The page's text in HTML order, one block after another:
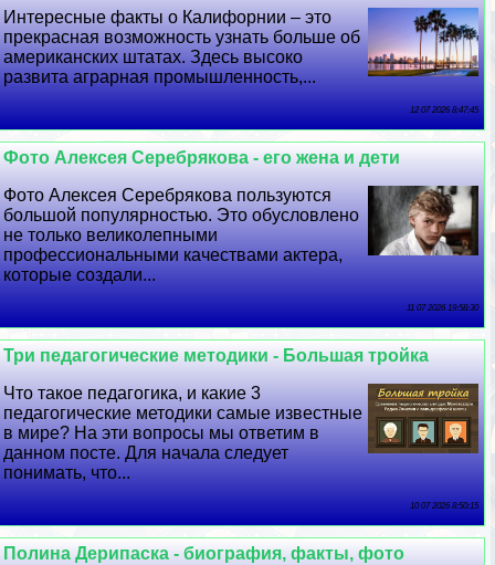
Интересные факты о Калифорнии – это
прекрасная возможность узнать больше об
американских штатах. Здесь высоко
развита аграрная промышленность,...
12 07 2026 8:47:45
Фото Алексея Серебрякова - его жена и дети
Фото Алексея Серебрякова пользуются
большой популярностью. Это обусловлено
не только великолепными
профессиональными качествами актера,
которые создали...
11 07 2026 19:58:30
Три педагогические методики - Большая тройка
Что такое педагогика, и какие 3
педагогические методики самые известные
в мире? На эти вопросы мы ответим в
данном посте. Для начала следует
понимать, что...
10 07 2026 8:50:15
Полина Дерипаска - биография, факты, фото